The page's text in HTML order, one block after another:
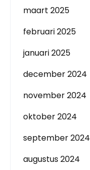
maart 2025
februari 2025
januari 2025
december 2024
november 2024
oktober 2024
september 2024
augustus 2024